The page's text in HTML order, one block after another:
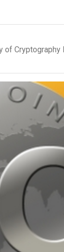
Cryptography